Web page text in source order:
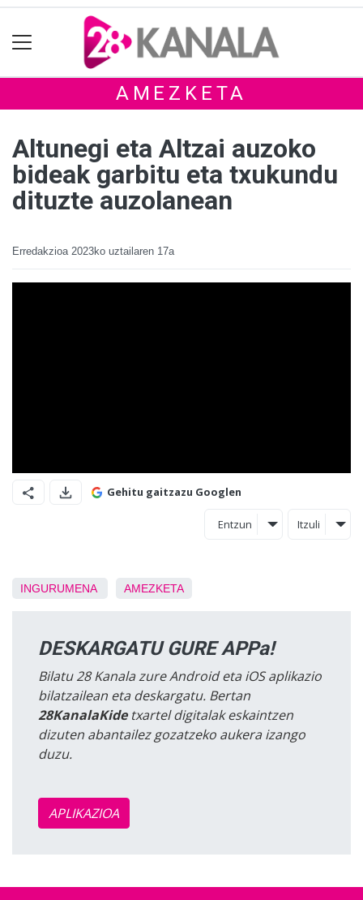
AMEZKETA
Altunegi eta Altzai auzoko
bideak garbitu eta txukundu
dituzte auzolanean
Erredakzioa 2023ko uztailaren 17a
Gehitu gaitzazu Googlen
Entzun Itzuli
INGURUMENA AMEZKETA
DESKARGATU GURE APPa!
Bilatu 28 Kanala zure Android eta iOS aplikazio
bilatzailean eta deskargatu. Bertan
28KanalaKidetxartel digitalak eskaintzen
dizuten abantailez gozatzeko aukera izango
duzu.
APLIKAZIOA